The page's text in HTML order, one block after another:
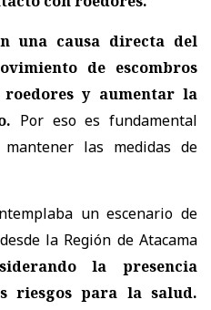
una causa directa del
de escombros
y aumentar la
Por eso es fundamental
las medidas de
un escenario de
la Región de Atacama
la presencia
riesgos para la salud.